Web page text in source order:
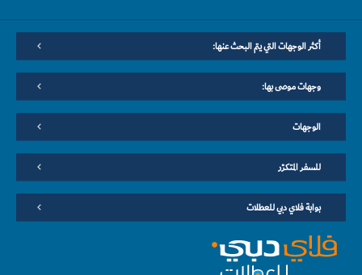
أكثر الوجهات التي يتم البحث عنها:
وجهات موصى بها:
الوجهات
للسفر المتكرّر
بوابة فلاي دبي للعطلات